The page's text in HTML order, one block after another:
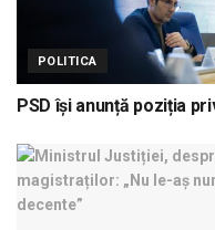
POLITICA
PSD își anunță poziția